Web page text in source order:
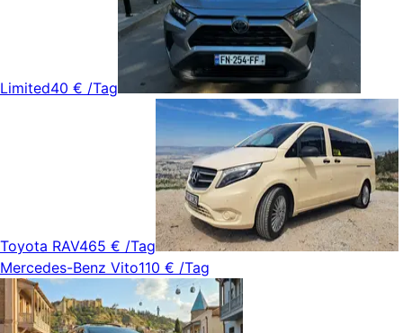
Limited40 € /Tag
Toyota RAV465 € /Tag
Mercedes-Benz Vito110 € /Tag